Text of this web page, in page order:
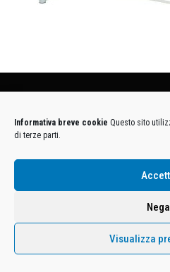
Informativa breve cookie Questo sito
di terze parti.
Nega
Visualizza
DECATHLON ITALIA S.r.l. Unipersonale - Viale
Euro 12.500.000 i.v. - C.F. e Iscr. Reg. Imp. Monza
D'Ascq, Francia Le foto dei prodotti presenti